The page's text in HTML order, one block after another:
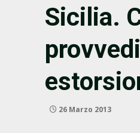
Sicilia.
26 Marzo 2013